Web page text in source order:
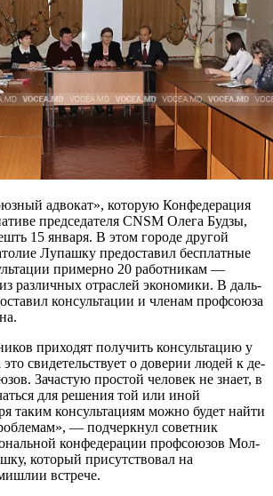
ад­вокат», которую Конфедерация
предсе­дателя CNSM Олега Будзы,
15 января. В этом городе другой
Лупашку предоставил бес­платные
примерно 20 работникам —
различ­ных отраслей экономики. В даль­
кон­сультации и членам профсоюза
при­ходят получить консультацию у
свиде­тельствует о доверии людей к де­
Зачастую простой человек не знает, в
для реше­ния той или иной
таким консультациям мож­но будет найти
— подчеркнул совет­ник
конфедерации профсоюзов Мол­
который присутствовал на
встрече.